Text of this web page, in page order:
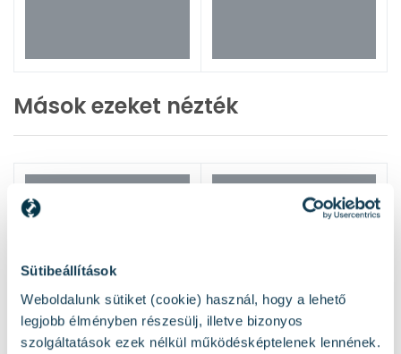
Sütibeállítások
Weboldalunk sütiket (cookie) használ, hogy a lehető
legjobb élményben részesülj, illetve bizonyos
szolgáltatások ezek nélkül működésképtelenek lennének.
Mások ezeket nézték